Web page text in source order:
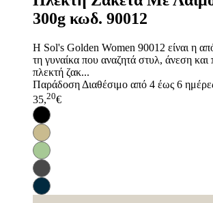
300g κωδ. 90012
Η Sol's Golden Women 90012 είναι η
τη γυναίκα που αναζητά στυλ, άνεση και
πλεκτή ζακ...
Παράδοση Διαθέσιμο από 4 έως 6
35,20€